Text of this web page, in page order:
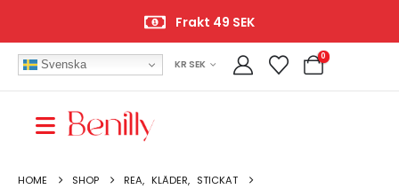
Frakt 49 SEK
Svenska KR SEK
0
HOME SHOP REA, KLÄDER, STICKAT